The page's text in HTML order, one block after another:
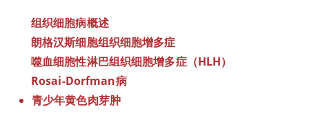
组织细胞病概述
朗格汉斯细胞组织细胞增多症
噬血细胞性淋巴组织细胞增多症（HLH）
Rosai-Dorfman病
青少年黄色肉芽肿